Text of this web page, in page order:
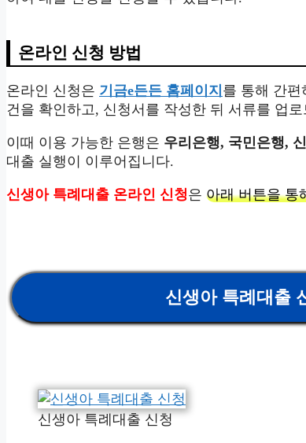
온라인 신청 방법
온라인 신청은 기금e든든 홈페이지 를 통해 간편
건을 확인하고, 신청서를 작성한 뒤 서류를 업
이때 이용 가능한 은행은 우리은행, 국민은행,
대출 실행이 이루어집니다.
신생아 특례대출 온라인 신청은 아래 버튼을 통
신생아 특례대출
신생아 특례대출 신청